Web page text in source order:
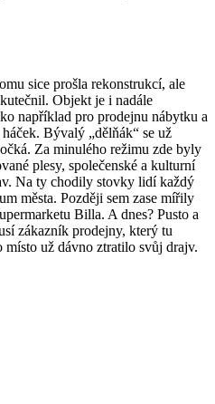
sice prošla rekonstrukcí, ale
Objekt je i nadále
například pro prodejnu nábytku a
Bývalý „dělňák“ se už
Za minulého režimu zde byly
plesy, společenské a kulturní
Na ty chodily stovky lidí každý
města. Později sem zase mířily
Billa. A dnes? Pusto a
zákazník prodejny, který tu
místo už dávno ztratilo svůj drajv.